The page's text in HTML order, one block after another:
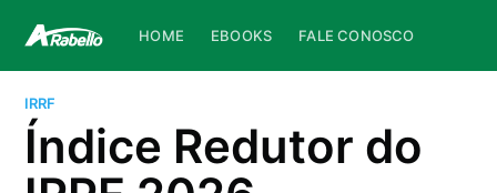
HOME EBOOKS FALE CONOSCO
IRRF
Índice Redutor do